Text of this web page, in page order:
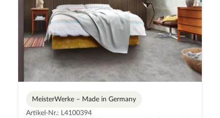
MeisterWerke – Made in Germany
Artikel-Nr.: L4100394